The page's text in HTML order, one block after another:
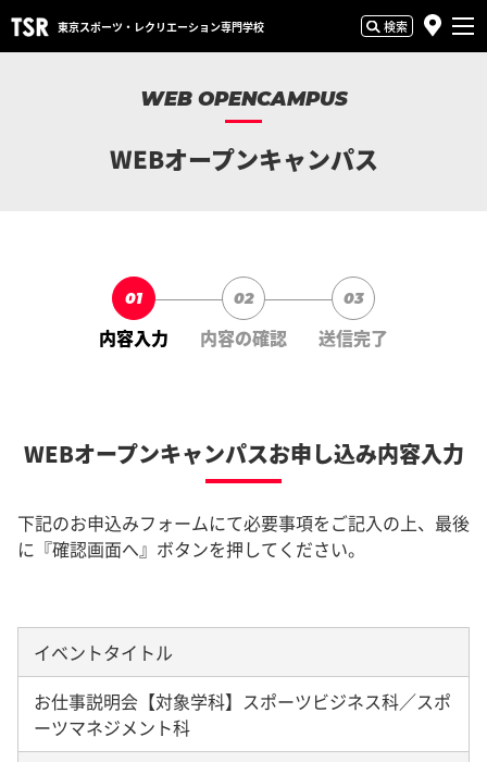
東京スポーツ・ レクリエーション専門学校 検索
WEB OPENCAMPUS
WEBオープンキャンパス
01
内容入力
02
内容の確認
03
送信完了
WEBオープンキャンパスお申し込み内容入力
下記のお申込みフォームにて必要事項をご記入の上、最後
に『確認画面へ』ボタンを押してください。
イベントタイトル
お仕事説明会【対象学科】スポーツビジネス科／スポ
ーツマネジメント科